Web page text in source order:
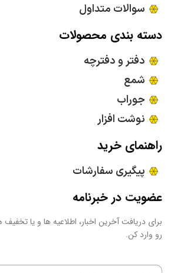
سوالات متداول
دسته بندی محصولات
دفتر و دفترچه
شمع
جوراب
نوشت افزار
راهنمای خرید
پیگیری سفارشات
عضویت در خبرنامه
برای دریافت آخرین اخبار، اطلاعیه ها و یا
رو وارد کن.